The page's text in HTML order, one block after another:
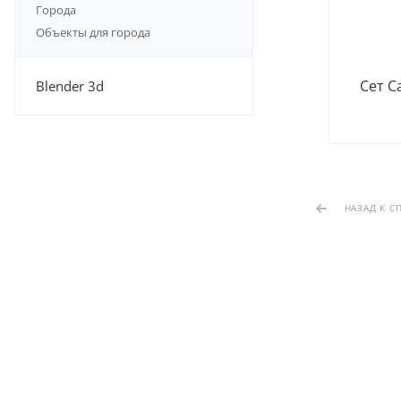
Города
Объекты для города
Blender 3d Сет
НАЗАД К